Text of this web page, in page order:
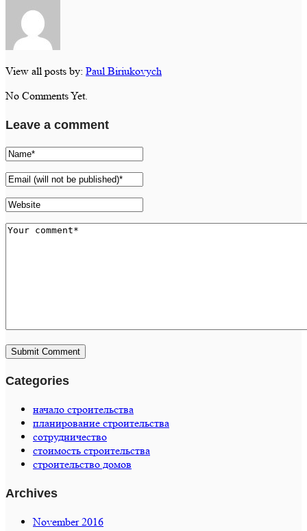
View all posts by: Paul Biriukovych
No Comments Yet.
Leave a comment
Categories
начало строительства
планирование строительства
сотрудничество
стоимость строительства
строительство домов
Archives
November 2016